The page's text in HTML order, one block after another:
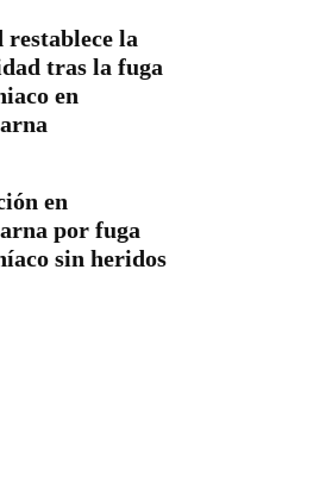
restablece la
tras la fuga
en
en
por fuga
sin heridos